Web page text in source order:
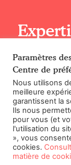
Principes
Rencontrez
©2026 Zigzag
Conditions
Paramètres
Paramètres
Centre de
Nous utilisons
meilleure
garantissent la
Ils nous
pour vous (et
l'utilisation du
», vous
cookies.
matière de